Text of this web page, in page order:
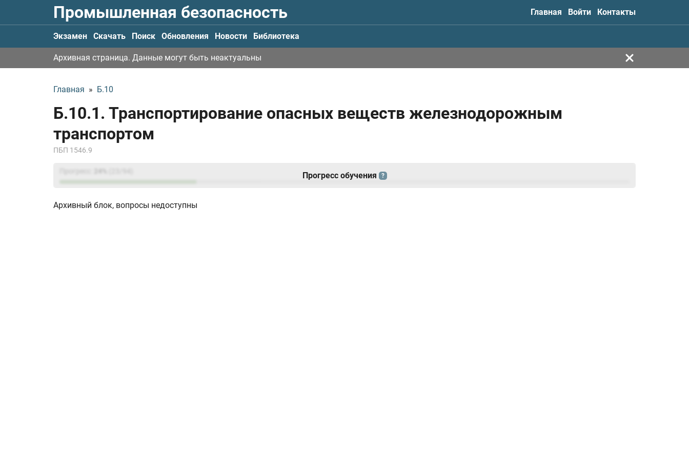
Промышленная безопасность Главная Войти Контакты
Экзамен Скачать Поиск Обновления Новости Библиотека
Архивная страница. Данные могут быть неактуальны
Главная » Б.10
Б.10.1. Транспортирование опасных веществ железнодорожным
транспортом
ПБП 1546.9
Прогресс обучения ?
Архивный блок, вопросы недоступны